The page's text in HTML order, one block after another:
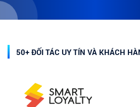
50+ ĐỐI TÁC UY TÍN VÀ KHÁCH